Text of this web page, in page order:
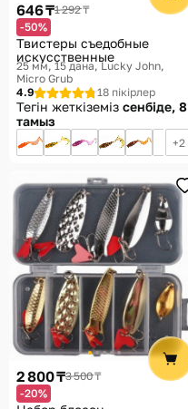
646 ₸1 292 ₸
-50%
Твистеры съедобные
искусственные
25 мм, 15 дана Lucky John,
Micro Grub
4.9
18 пікірлер
Тегін жеткіземіз сенбіде, 8
тамыз
2
2 800 ₸3 500 ₸
-20%